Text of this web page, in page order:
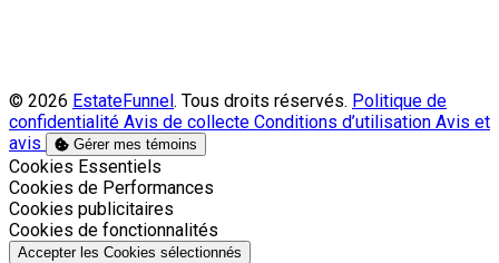
© 2026 EstateFunnel . Tous droits réservés. Politique de
confidentialité Avis de collecte Conditions d’utilisation Avis et
avis
Gérer mes témoins
Activer
Cookies Essentiels
Activer
Cookies de Performances
Activer
Cookies publicitaires
Activer
Cookies de fonctionnalités
Accepter les Cookies sélectionnés